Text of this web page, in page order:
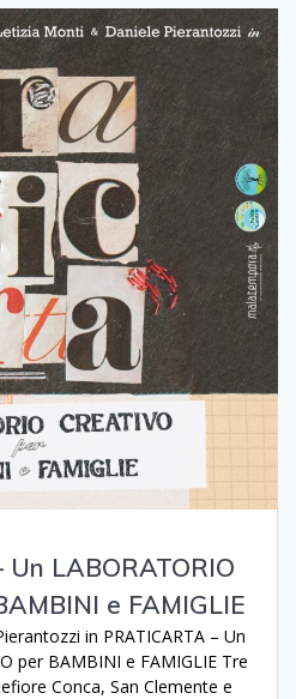
Un LABORATORIO
e FAMIGLIE
in PRATICARTA – Un
per BAMBINI e FAMIGLIE Tre
Conca, San Clemente e